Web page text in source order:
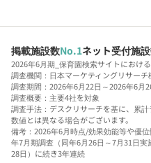
掲載施設数No.1ネット受付施
2026年6月期_保育園検索サイトにおけ
調査機関：日本マーケティングリサーチ
調査期間：2026年6月22日～2026年6月
調査概要：主要4社を対象
調査手法：デスクリサーチを基に、累
数値とは異なる場合がございます。
備考：2026年6月時点/効果効能等や優
年7月期調査（同年6月26日～7月31日
28日）に続き3年連続